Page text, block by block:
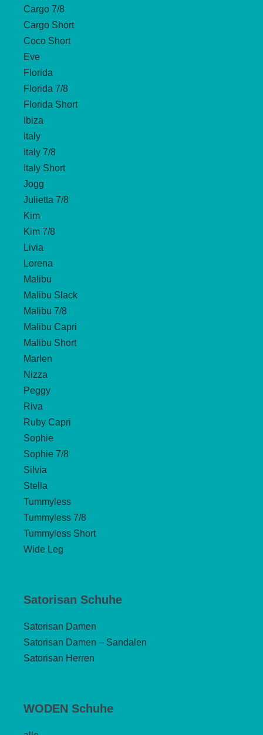
Cargo 7/8
Cargo Short
Coco Short
Eve
Florida
Florida 7/8
Florida Short
Ibiza
Italy
Italy 7/8
Italy Short
Jogg
Julietta 7/8
Kim
Kim 7/8
Livia
Lorena
Malibu
Malibu Slack
Malibu 7/8
Malibu Capri
Malibu Short
Marlen
Nizza
Peggy
Riva
Ruby Capri
Sophie
Sophie 7/8
Silvia
Stella
Tummyless
Tummyless 7/8
Tummyless Short
Wide Leg
Satorisan Schuhe
Satorisan Damen
Satorisan Damen – Sandalen
Satorisan Herren
WODEN Schuhe